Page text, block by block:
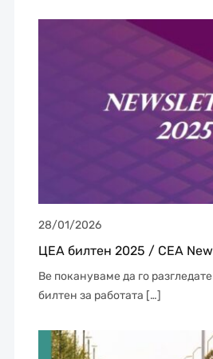
28/01/2026
ЦЕА билтен 2025 / CEA
Ве покануваме да го
билтен за работата […]